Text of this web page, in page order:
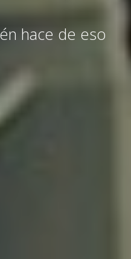
hace de eso